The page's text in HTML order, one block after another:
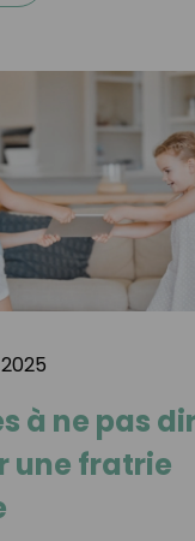
à ne pas
une fratrie